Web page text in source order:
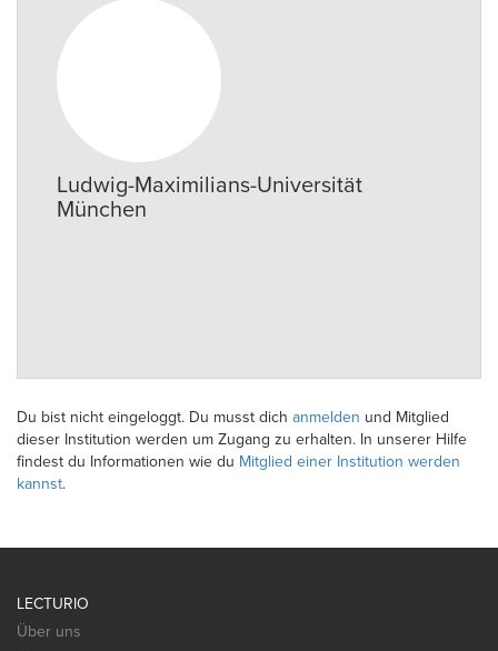
Ludwig-Maximilians-Universität
München
Du bist nicht eingeloggt. Du musst dich anmelden und Mitglied
dieser Institution werden um Zugang zu erhalten. In unserer Hilfe
findest du Informationen wie du Mitglied einer Institution werden
kannst.
LECTURIO
Über uns